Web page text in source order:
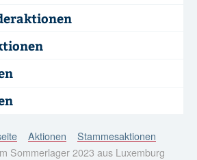
Aktionen
Stammesaktionen
Sommerlager 2023 aus Luxemburg